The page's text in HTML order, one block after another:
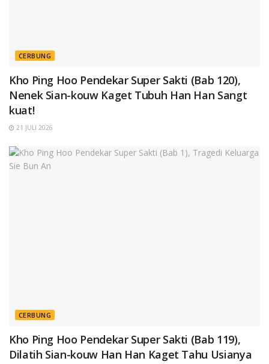
CERBUNG
Kho Ping Hoo Pendekar Super Sakti (Bab 120),
Nenek Sian-kouw Kaget Tubuh Han Han Sangt
kuat!
21 JULI 2026
CERBUNG
Kho Ping Hoo Pendekar Super Sakti (Bab 119),
Dilatih Sian-kouw Han Han Kaget Tahu Usianya